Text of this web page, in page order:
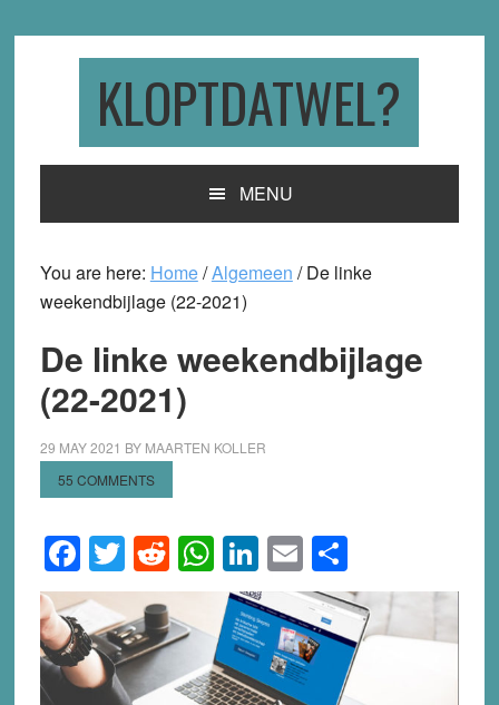
KLOPTDATWEL?
MENU
You are here: Home/Algemeen /De linke
weekendbijlage (22-2021)
De linke weekendbijlage
(22-2021)
29 MAY 2021 BY MAARTEN KOLLER
55 COMMENTS
Facebook
Twitter
Reddit
WhatsApp
LinkedIn
EmailShare